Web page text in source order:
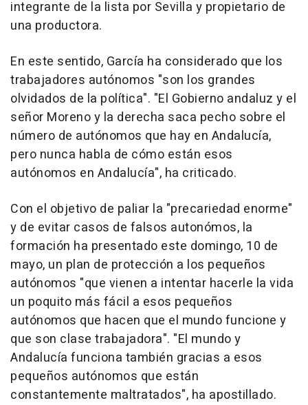
integrante de la lista por Sevilla y propietario de
una productora.
En este sentido, García ha considerado que los
trabajadores autónomos "son los grandes
olvidados de la política". "El Gobierno andaluz y el
señor Moreno y la derecha saca pecho sobre el
número de autónomos que hay en Andalucía,
pero nunca habla de cómo están esos
autónomos en Andalucía", ha criticado.
Con el objetivo de paliar la "precariedad enorme"
y de evitar casos de falsos autonómos, la
formación ha presentado este domingo, 10 de
mayo, un plan de protección a los pequeños
autónomos "que vienen a intentar hacerle la vida
un poquito más fácil a esos pequeños
autónomos que hacen que el mundo funcione y
que son clase trabajadora". "El mundo y
Andalucía funciona también gracias a esos
pequeños autónomos que están
constantemente maltratados", ha apostillado.